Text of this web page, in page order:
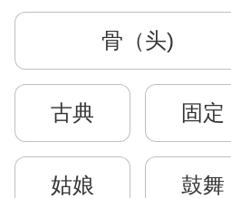
骨（头)
古典 固定
姑娘 鼓舞